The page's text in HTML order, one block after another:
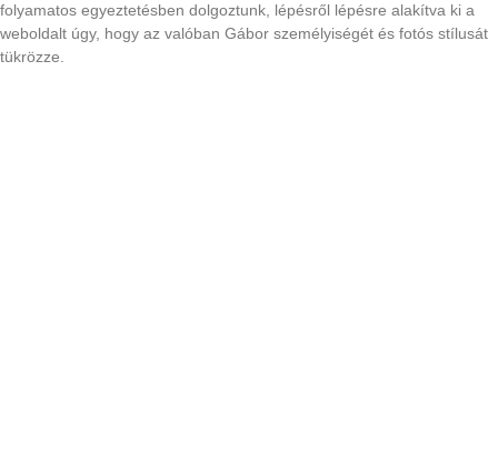
folyamatos egyeztetésben dolgoztunk, lépésről lépésre alakítva ki a
weboldalt úgy, hogy az valóban Gábor személyiségét és fotós stílusát
tükrözze.